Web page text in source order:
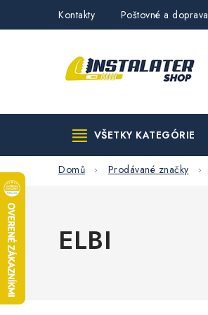
Kontakty Poštovné a doprava
VŠETKY KATEGÓRIE
Domů Prodávané značky
ELBI